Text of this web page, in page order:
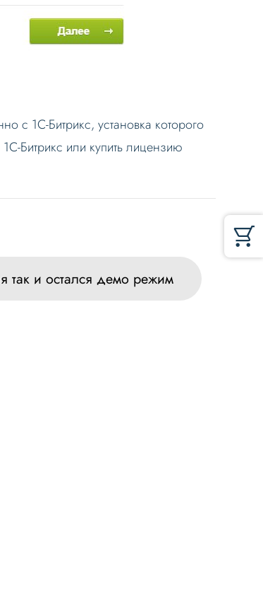
с 1С-Битрикс, установка которого
Битрикс или купить лицензию
так и остался демо режим